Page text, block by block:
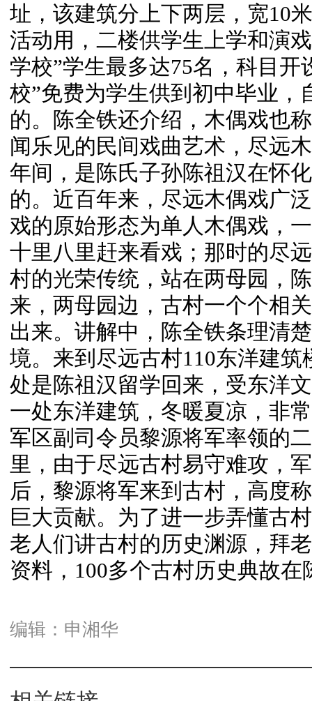
址，该建筑分上下两层，宽10
活动用，二楼供学生上学和演
学校”学生最多达75名，科目
校”免费为学生供到初中毕业，
的。陈全铁还介绍，木偶戏也
闻乐见的民间戏曲艺术，尽远
年间，是陈氏子孙陈祖汉在怀
的。近百年来，尽远木偶戏广
戏的原始形态为单人木偶戏，
十里八里赶来看戏；那时的尽
村的光荣传统，站在两母园，
来，两母园边，古村一个个相
出来。讲解中，陈全铁条理清
境。来到尽远古村110东洋建
处是陈祖汉留学回来，受东洋
一处东洋建筑，冬暖夏凉，非
军区副司令员黎源将军率领的
里，由于尽远古村易守难攻，
后，黎源将军来到古村，高度
巨大贡献。为了进一步弄懂古
老人们讲古村的历史渊源，拜
资料，100多个古村历史典故
编辑：申湘华